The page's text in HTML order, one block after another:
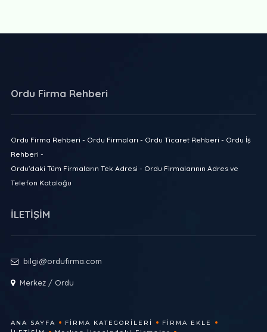
Ordu Firma Rehberi
Ordu Firma Rehberi - Ordu Firmaları - Ordu Ticaret Rehberi - Ordu İş
Rehberi -
Ordu'daki Tüm Firmaların Tek Adresi - Ordu Firmalarının Adres ve
Telefon Kataloğu
İLETİŞİM
bilgi@ordufirma.com
Merkez / Ordu
ANA SAYFA FIRMA KATEGORILERI
FIRMA EKLE